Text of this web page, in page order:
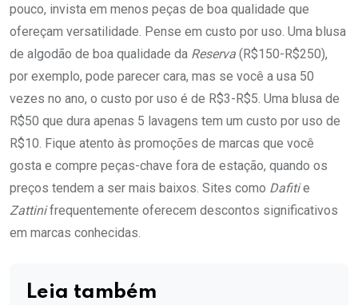
pouco, invista em menos peças de boa qualidade que
ofereçam versatilidade. Pense em custo por uso. Uma blusa
de algodão de boa qualidade da Reserva (R$150-R$250),
por exemplo, pode parecer cara, mas se você a usa 50
vezes no ano, o custo por uso é de R$3-R$5. Uma blusa de
R$50 que dura apenas 5 lavagens tem um custo por uso de
R$10. Fique atento às promoções de marcas que você
gosta e compre peças-chave fora de estação, quando os
preços tendem a ser mais baixos. Sites como Dafitie
Zattinifrequentemente oferecem descontos significativos
em marcas conhecidas.
Leia também